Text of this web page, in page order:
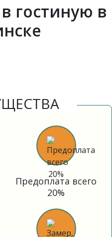
гостиную в
Предоплата всего
20%